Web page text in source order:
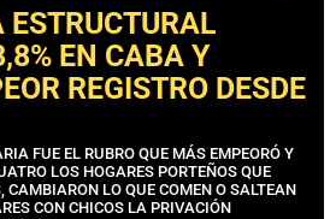
EN CABA Y
REGISTRO DESDE
FUE EL RUBRO QUE MÁS EMPEORÓ Y
LOS HOGARES PORTEÑOS QUE
CAMBIARON LO QUE COMEN O SALTEAN
CON CHICOS LA PRIVACIÓN